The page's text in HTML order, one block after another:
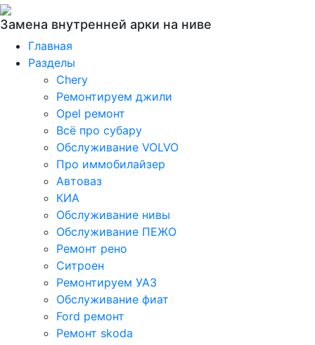
Замена внутренней арки на ниве
Главная
Разделы
Chery
Ремонтируем джили
Opel ремонт
Всё про субару
Обслуживание VOLVO
Про иммобилайзер
Автоваз
КИА
Обслуживание нивы
Обслуживание ПЕЖО
Ремонт рено
Ситроен
Ремонтируем УАЗ
Обслуживание фиат
Ford ремонт
Ремонт skoda